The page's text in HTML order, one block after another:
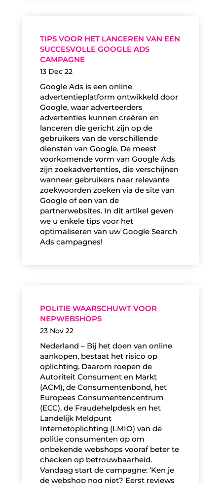
TIPS VOOR HET LANCEREN VAN EEN
SUCCESVOLLE GOOGLE ADS
CAMPAGNE
13 Dec 22
Google Ads is een online
advertentieplatform ontwikkeld door
Google, waar adverteerders
advertenties kunnen creëren en
lanceren die gericht zijn op de
gebruikers van de verschillende
diensten van Google. De meest
voorkomende vorm van Google Ads
zijn zoekadvertenties, die verschijnen
wanneer gebruikers naar relevante
zoekwoorden zoeken via de site van
Google of een van de
partnerwebsites. In dit artikel geven
we u enkele tips voor het
optimaliseren van uw Google Search
Ads campagnes!
POLITIE WAARSCHUWT VOOR
NEPWEBSHOPS
23 Nov 22
Nederland – Bij het doen van online
aankopen, bestaat het risico op
oplichting. Daarom roepen de
Autoriteit Consument en Markt
(ACM), de Consumentenbond, het
Europees Consumentencentrum
(ECC), de Fraudehelpdesk en het
Landelijk Meldpunt
Internetoplichting (LMIO) van de
politie consumenten op om
onbekende webshops vooraf beter te
checken op betrouwbaarheid.
Vandaag start de campagne: ‘Ken je
de webshop nog niet? Eerst reviews